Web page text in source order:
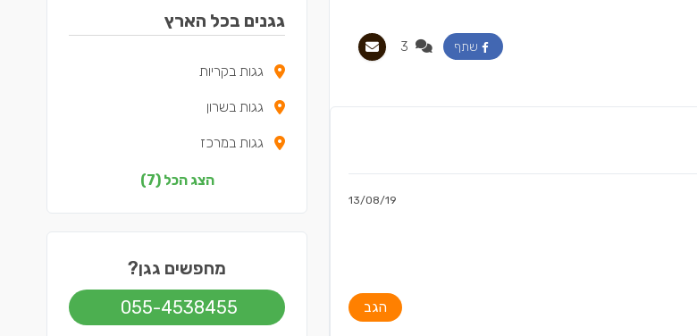
שתף
13/08/19
הגב
גגנים בכל הארץ
גגות בקריות
גגות בשרון
גגות במרכז
גגות בצפון
גגות בשפלה
גגות בתל אביב
הצג הכל (7)
מחפשים גגן?
055-4538455